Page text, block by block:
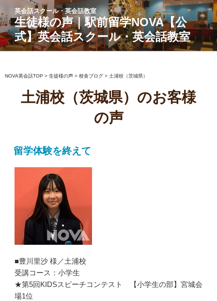
ン
テ
ン
ツ
ス
英会話スクール・英会話教室
生徒様の声｜駅前留学NOVA【公
式】英会話スクール・英会話教室
NOVA英会話TOP > 生徒様の声 > 校舎ブログ > 土浦校（茨城県）
土浦校（茨城県）のお客様
の声
留学体験を終えて
■豊川里沙 様／土浦校
受講コース：小学生
★第5回KIDSスピーチコンテスト 【小学生の部】宮城会
場1位